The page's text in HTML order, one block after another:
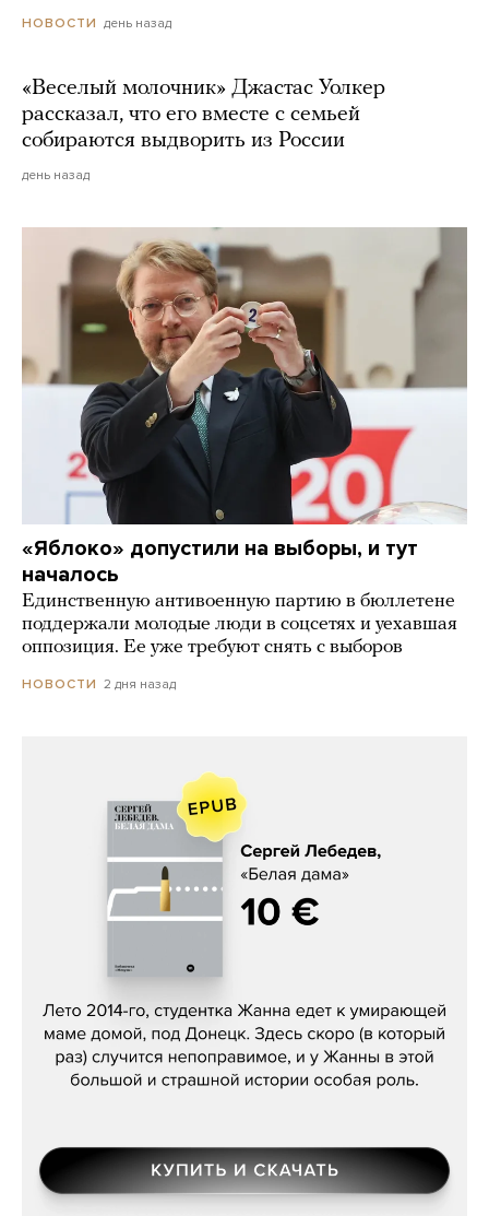
НОВОСТИ день назад
«Веселый молочник» Джастас Уолкер
рассказал, что его вместе с семьей
собираются выдворить из России
день назад
«Яблоко» допустили на выборы, и тут
началось
Единственную антивоенную партию в бюллетене
поддержали молодые люди в соцсетях и уехавшая
оппозиция. Ее уже требуют снять с выборов
НОВОСТИ 2 дня назад
Сергей Лебедев, «Белая дама»